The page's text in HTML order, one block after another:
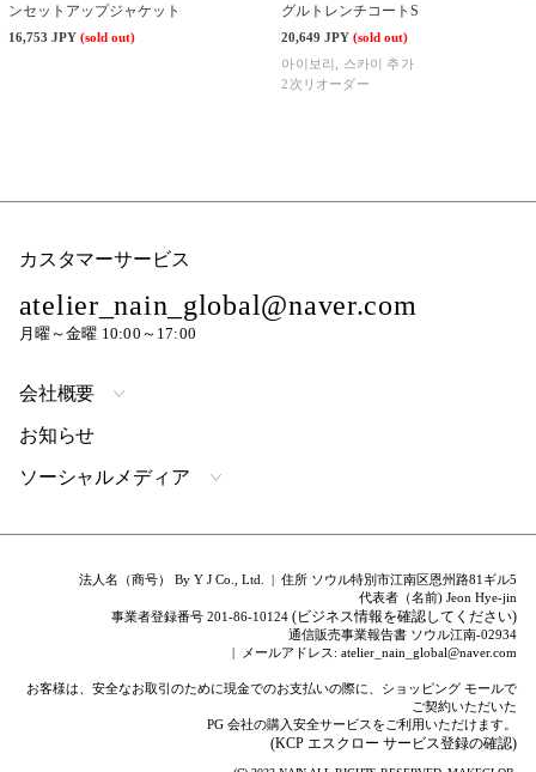
ンセットアップジャケット
16,753 JPY (sold out)
グルトレンチコートS
20,649 JPY(sold out)
아이보리, 스카이 추가
2次リオーダー
カスタマーサービス
atelier_nain_global@naver.com
月曜～金曜 10:00～17:00
会社概要
お知らせ
ソーシャルメディア
法人名（商号） By Y J Co., Ltd. | 住所 ソウル特別市江南区恩州路81ギル5
代表者（名前) Jeon Hye-jin
事業者登録番号 201-86-10124(ビジネス情報を確認してください)
通信販売事業報告書 ソウル江南-02934
| メールアドレス: atelier_nain_global@naver.com
お客様は、安全なお取引のために現金でのお支払いの際に、ショッピング モールで
ご契約いただいた
PG 会社の購入安全サービスをご利用いただけます。
(KCP エスクロー サービス登録の確認)